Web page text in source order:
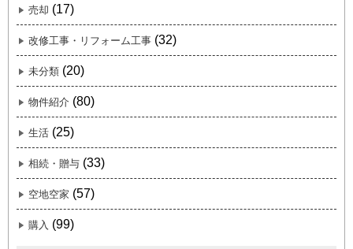
売却 (17)
改修工事・リフォーム工事 (32)
未分類 (20)
物件紹介 (80)
生活 (25)
相続・贈与 (33)
空地空家 (57)
購入 (99)